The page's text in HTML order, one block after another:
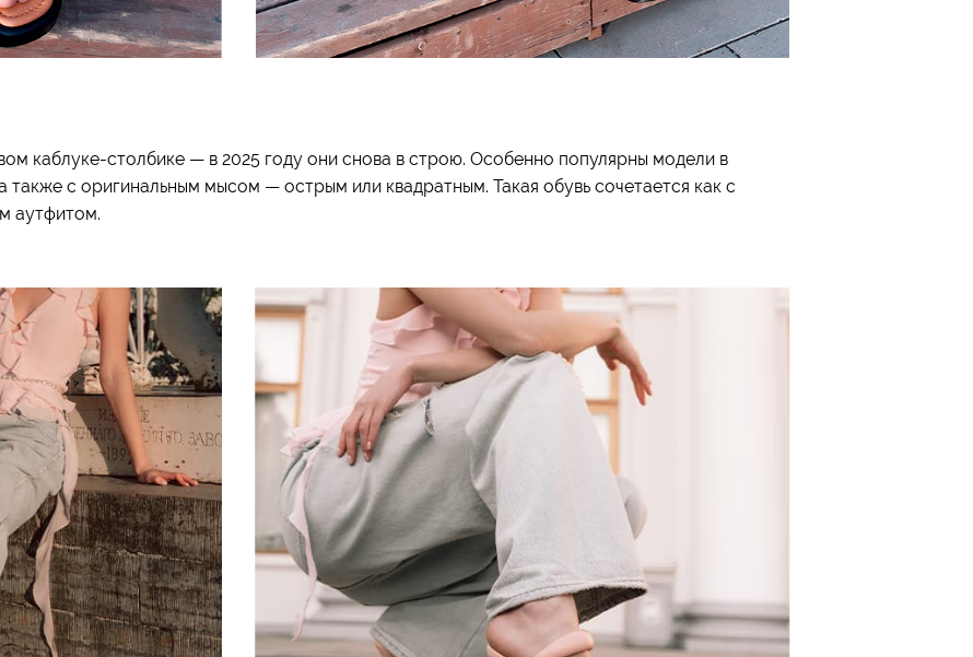
каблуке-столбике — в 2025 году они снова в строю. Особенно популярны модели в
также с оригинальным мысом — острым или квадратным. Такая обувь сочетается как с
аутфитом.